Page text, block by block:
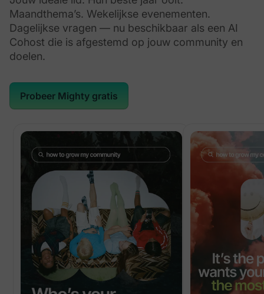
Maandthema’s. Wekelijkse evenementen.
Dagelijkse vragen — nu beschikbaar als een AI
Cohost die is afgestemd op jouw community en
doelen.
Probeer Mighty gratis